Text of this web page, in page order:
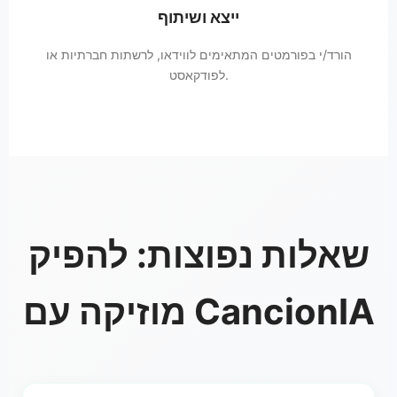
ייצא ושיתוף
הורד/י בפורמטים המתאימים לווידאו, לרשתות חברתיות או
לפודקאסט.
שאלות נפוצות: להפיק
מוזיקה עם CancionIA